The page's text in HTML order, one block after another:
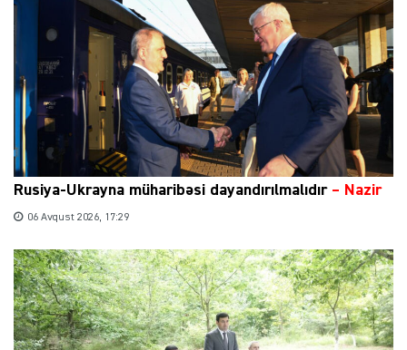
Rusiya-Ukrayna müharibəsi dayandırılmalıdır– Nazir
06 Avqust 2026, 17:29